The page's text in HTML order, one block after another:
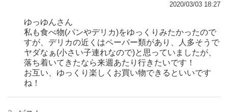
2020/03/03 18:27
ゆっゆんさん
私も食べ物(パンやデリカ)をゆっくりみたかったので
すが、デリカの近くはペーパー類があり、人多そうで
ヤダなぁ(小さい子連れなので)と思っていましたが、
落ち着いてきたなら来週あたり行きたいです！
お互い、ゆっくり楽しくお買い物できるといいです
ね！